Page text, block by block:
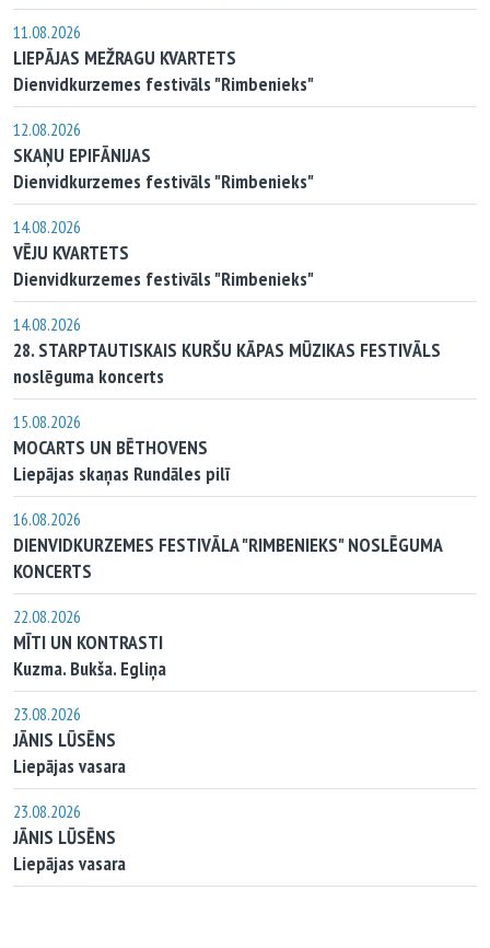
11.08.2026
LIEPĀJAS MEŽRAGU KVARTETS
Dienvidkurzemes festivāls "Rimbenieks"
12.08.2026
SKAŅU EPIFĀNIJAS
Dienvidkurzemes festivāls "Rimbenieks"
14.08.2026
VĒJU KVARTETS
Dienvidkurzemes festivāls "Rimbenieks"
14.08.2026
28. STARPTAUTISKAIS KURŠU KĀPAS MŪZIKAS FESTIVĀLS
noslēguma koncerts
15.08.2026
MOCARTS UN BĒTHOVENS
Liepājas skaņas Rundāles pilī
16.08.2026
DIENVIDKURZEMES FESTIVĀLA "RIMBENIEKS" NOSLĒGUMA
KONCERTS
22.08.2026
MĪTI UN KONTRASTI
Kuzma. Bukša. Egliņa
23.08.2026
JĀNIS LŪSĒNS
Liepājas vasara
23.08.2026
JĀNIS LŪSĒNS
Liepājas vasara